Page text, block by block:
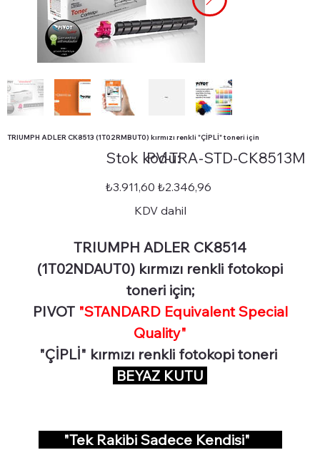
TRIUMPH ADLER CK8513 (1T02RMBUT0) kırmızı renkli "ÇİPLİ" toneri için
Stok kodu:
kodu:
STD-
CK8513M
PV-TRA-STD-CK8513M
Orijinal
fiyat
₺3.911,60 İndirimli
fiyat
₺2.346,96
KDV dahil
TRIUMPH ADLER CK8514
(1T02NDAUT0) kırmızı renkli fotokopi
toneri için;
PIVOT "STANDARD Equivalent Special
Quality"
"ÇİPLİ" kırmızı renkli fotokopi toneri
BEYAZ KUTU
"Tek Rakibi Sadece Kendisi"